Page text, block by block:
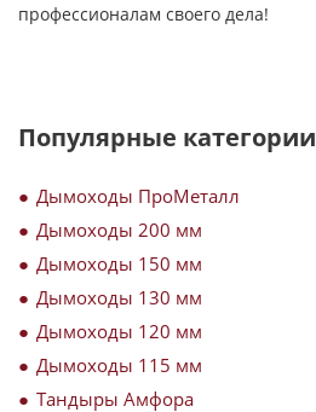
профессионалам своего дела!
Популярные категории
Дымоходы ПроМеталл
Дымоходы 200 мм
Дымоходы 150 мм
Дымоходы 130 мм
Дымоходы 120 мм
Дымоходы 115 мм
Тандыры Амфора